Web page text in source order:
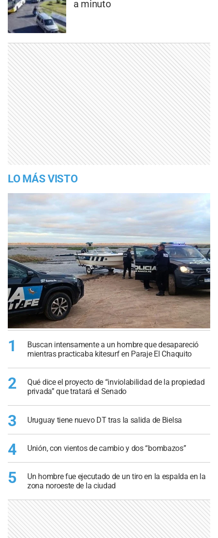
a minuto
LO MÁS VISTO
1
Buscan intensamente a un hombre que desapareció
mientras practicaba kitesurf en Paraje El Chaquito
2
Qué dice el proyecto de “inviolabilidad de la propiedad
privada” que tratará el Senado
3 Uruguay tiene nuevo DT tras la salida de Bielsa
4 Unión, con vientos de cambio y dos “bombazos”
5
Un hombre fue ejecutado de un tiro en la espalda en la
zona noroeste de la ciudad